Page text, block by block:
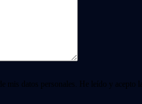
mis datos personales. He leído y acepto la